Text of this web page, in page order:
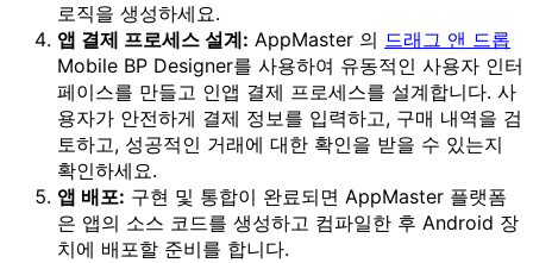
로직을 생성하세요.
앱 결제 프로세스 설계: AppMaster 의 드래그 앤 드롭
Mobile BP Designer를 사용하여 유동적인 사용자 인터
페이스를 만들고 인앱 결제 프로세스를 설계합니다. 사
용자가 안전하게 결제 정보를 입력하고, 구매 내역을 검
토하고, 성공적인 거래에 대한 확인을 받을 수 있는지
확인하세요.
앱 배포: 구현 및 통합이 완료되면 AppMaster 플랫폼
은 앱의 소스 코드를 생성하고 컴파일한 후 Android 장
치에 배포할 준비를 합니다.